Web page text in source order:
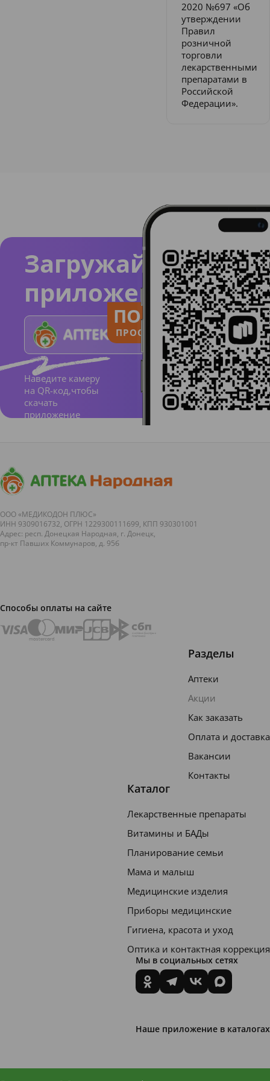
2020 №697 «Об
утверждении
Правил
розничной
торговли
лекарственными
препаратами в
Российской
Федерации».
Загружайте
приложение
Наведите камеру
на QR-код,чтобы
скачать
приложение
ПОЛЬЗУЙСЯ
ПРОСТО И ПОНЯТНО
ООО «МЕДИКОДОН ПЛЮС»
ИНН 9309016732, ОГРН 1229300111699, КПП 930301001
Адрес: респ. Донецкая Народная, г. Донецк,
пр-кт Павших Коммунаров, д. 95б
Способы оплаты на сайте
Разделы
Аптеки
Акции
Как заказать
Оплата и доставка
Вакансии
Контакты
Каталог
Лекарственные препараты
Витамины и БАДы
Планирование семьи
Мама и малыш
Медицинские изделия
Приборы медицинские
Гигиена, красота и уход
Оптика и контактная коррекция
Мы в социальных сетях
Наше приложение в каталогах